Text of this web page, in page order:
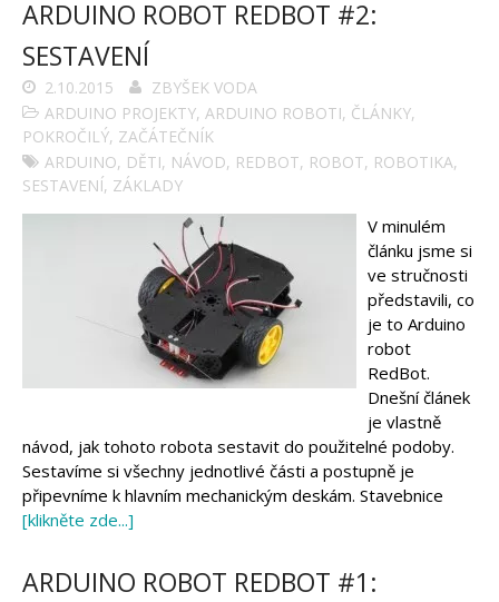
ARDUINO ROBOT REDBOT #2:
SESTAVENÍ
2.10.2015
ZBYŠEK VODA
ARDUINO PROJEKTY, ARDUINO ROBOTI, ČLÁNKY,
POKROČILÝ, ZAČÁTEČNÍK
ARDUINO, DĚTI, NÁVOD, REDBOT, ROBOT, ROBOTIKA,
SESTAVENÍ, ZÁKLADY
V minulém
článku jsme si
ve stručnosti
představili, co
je to Arduino
robot
RedBot.
Dnešní článek
je vlastně
návod, jak tohoto robota sestavit do použitelné podoby.
Sestavíme si všechny jednotlivé části a postupně je
připevníme k hlavním mechanickým deskám. Stavebnice
[klikněte zde...]
ARDUINO ROBOT REDBOT #1: